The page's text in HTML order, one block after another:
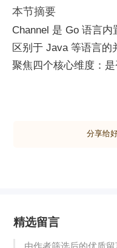
本节摘要
Channel 是 Go 语言
区别于 Java 等语言的
聚焦四个核心维度：
Channel 分为无缓冲
通道仅在缓冲区满时
作为发布订阅模型的
志刷新与关闭指令）
分享给
精选留言
由作者筛选后的优质